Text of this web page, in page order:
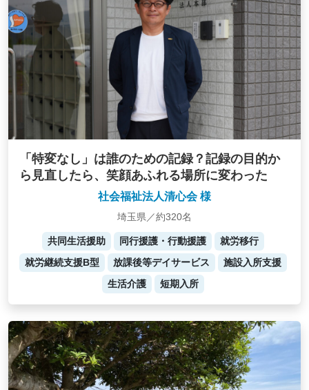
「特変なし」は誰のための記録？記録の目的か
ら見直したら、笑顔あふれる場所に変わった
社会福祉法人清心会 様
埼玉県／約320名
共同生活援助 同行援護・行動援護
就労移行
就労継続支援B型
放課後等デイサービス
施設入所支援
生活介護
短期入所